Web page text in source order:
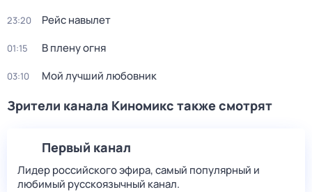
23:20 Рейс навылет
01:15 В плену огня
03:10 Мой лучший любовник
Зрители канала Киномикс также смотрят
Первый канал
Лидер российского эфира, самый популярный и
любимый русскоязычный канал.